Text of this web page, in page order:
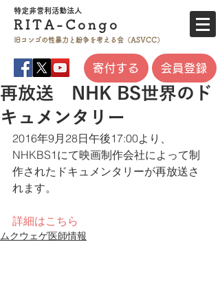
特定非営利活動法人
RITA- Co ngo
旧コンゴの性暴力と 紛争を考える会（ASVCC）
寄付する 会員登録
再放送 NHK BS世界のド
キュメンタリー
2016年9月28日午後17:00より、
NHKBS1にて映画制作会社によって制
作されたドキュメンタリーが再放送さ
れます。​
詳細はこちら
ムクウェゲ医師情報